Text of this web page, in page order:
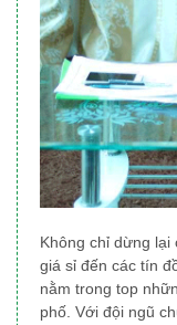
Không chỉ dừng lại
giá sỉ đến các tín
nằm trong top
phố. Với đội ngũ